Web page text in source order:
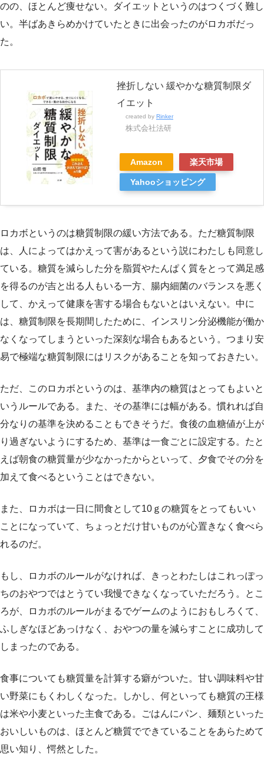
のの、ほとんど痩せない。ダイエットというのはつくづく難し
い。半ばあきらめかけていたときに出会ったのがロカボだっ
た。
挫折しない 緩やかな糖質制限ダ
イエット
created by Rinker
株式会社法研
Amazon 楽天市場
Yahooショッピング
ロカボというのは糖質制限の緩い方法である。ただ糖質制限
は、人によってはかえって害があるという説にわたしも同意し
ている。糖質を減らした分を脂質やたんぱく質をとって満足感
を得るのが吉と出る人もいる一方、腸内細菌のバランスを悪く
して、かえって健康を害する場合もないとはいえない。中に
は、糖質制限を長期間したために、インスリン分泌機能が働か
なくなってしまうといった深刻な場合もあるという。つまり安
易で極端な糖質制限にはリスクがあることを知っておきたい。
ただ、このロカボというのは、基準内の糖質はとってもよいと
いうルールである。また、その基準には幅がある。慣れれば自
分なりの基準を決めることもできそうだ。食後の血糖値が上が
り過ぎないようにするため、基準は一食ごとに設定する。たと
えば朝食の糖質量が少なかったからといって、夕食でその分を
加えて食べるということはできない。
また、ロカボは一日に間食として10ｇの糖質をとってもいい
ことになっていて、ちょっとだけ甘いものが心置きなく食べら
れるのだ。
もし、ロカボのルールがなければ、きっとわたしはこれっぽっ
ちのおやつではとうてい我慢できなくなっていただろう。とこ
ろが、ロカボのルールがまるでゲームのようにおもしろくて、
ふしぎなほどあっけなく、おやつの量を減らすことに成功して
しまったのである。
食事についても糖質量を計算する癖がついた。甘い調味料や甘
い野菜にもくわしくなった。しかし、何といっても糖質の王様
は米や小麦といった主食である。ごはんにパン、麺類といった
おいしいものは、ほとんど糖質でできていることをあらためて
思い知り、愕然とした。